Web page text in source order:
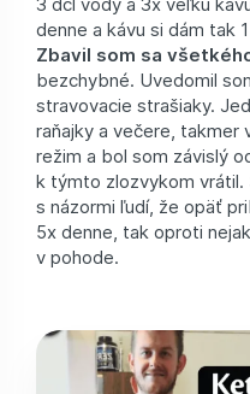
denne a kávu si dám tak
Zbavil som sa
bezchybné. Uvedomil
stravovacie strašiaky.
raňajky a večere, takmer
režim a bol som závislý
k týmto zlozvykom
s názormi ľudí, že opäť
5x denne, tak oproti
v pohode.